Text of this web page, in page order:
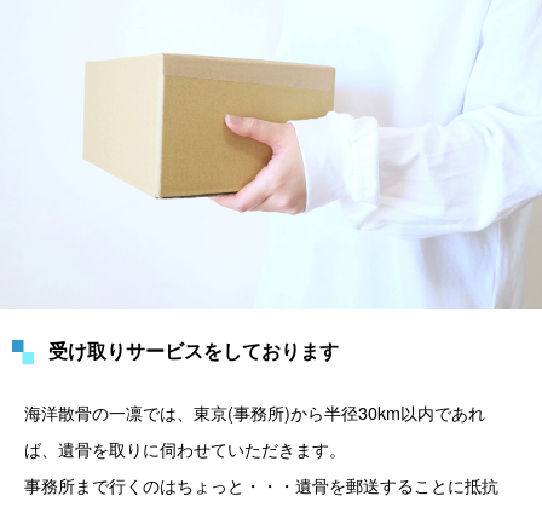
受け取りサービスをしております
海洋散骨の一凛では、東京(事務所)から半径30km以内であれ
ば、遺骨を取りに伺わせていただきます。
事務所まで行くのはちょっと・・・遺骨を郵送することに抵抗